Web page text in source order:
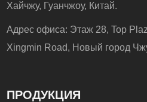
Хайчжу, Гуанчжоу, Китай.
Адрес офиса: Этаж 28, Top
Xingmin Road, Новый город
ПРОДУКЦИЯ